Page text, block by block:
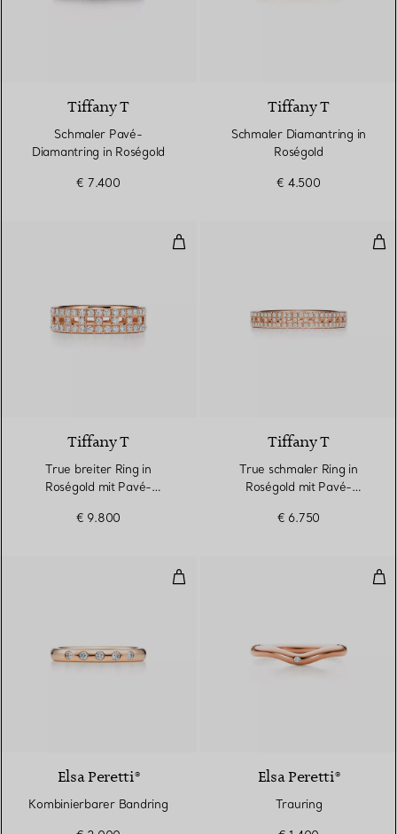
Tiffany T
Schmaler Pavé-
Diamantring in Roségold
€ 7.400
Tiffany T
Schmaler Diamantring in
Roségold
€ 4.500
True breiter Ring in Roségold
Tiffany T
True breiter Ring in
Roségold mit Pavé-
€ 9.800
Tiffany T
True schmaler Ring in
Roségold mit Pavé-
€ 6.750
Kombinierbarer Bandring
Elsa Peretti®
Kombinierbarer Bandring
Elsa Peretti®
Trauring